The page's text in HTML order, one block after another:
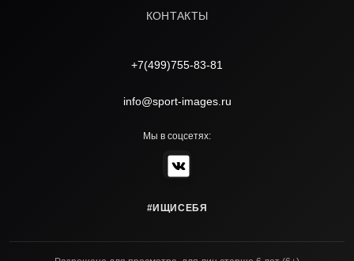
КОНТАКТЫ
+7(499)755-83-81
info@sport-images.ru
Мы в соцсетях:
#ИЩИСЕБЯ